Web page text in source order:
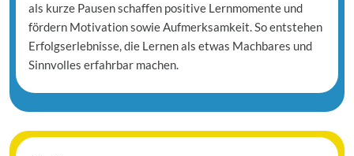
als kurze Pausen schaffen positive Lernmomente und
fördern Motivation sowie Aufmerksamkeit. So entstehen
Erfolgserlebnisse, die Lernen als etwas Machbares und
Sinnvolles erfahrbar machen.